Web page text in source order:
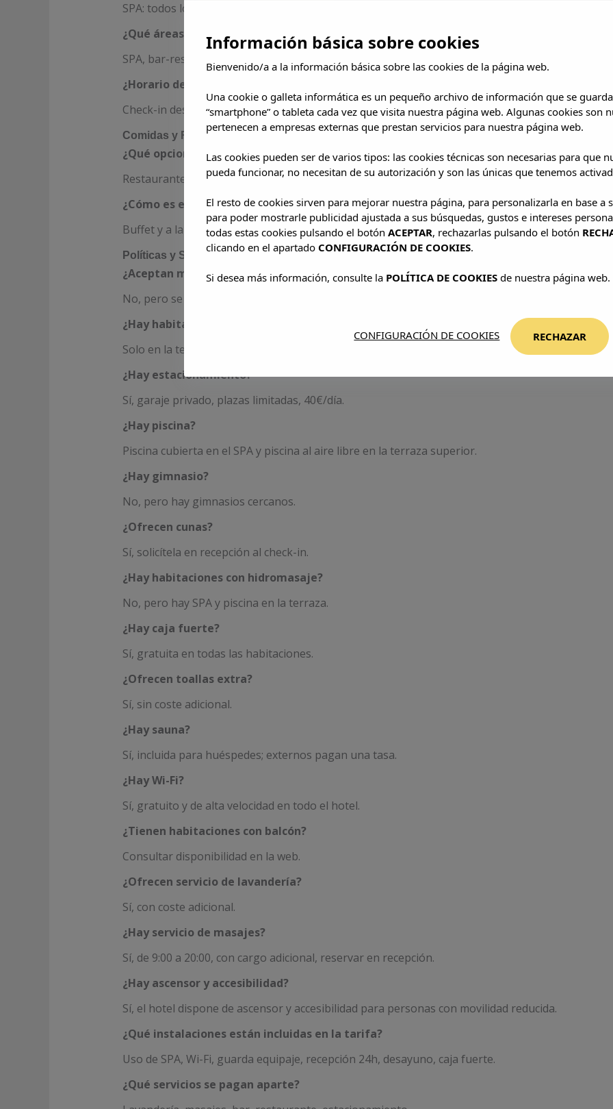
SPA: todos los días 8:00-20:00.
¿Qué áreas recreativas hay?
SPA, bar-restaurante, música en directo jueves a sábado por la noche.
¿Horario de check-in/check-out?
Check-in desde las 15 h, check-out hasta las 12 h. Guarda equipaje gratuito antes/después.
Comidas y Restauración
¿Qué opciones gastronómicas hay?
Restaurante el Patio de Gloria, carta internacional, Room Service 24h.
¿Cómo es el desayuno?
Buffet y a la carta, variedad de frutas, cafés, tés y pastelería. Lunes a sábado 8:00-11:00,
Políticas y Servicios Especiales
¿Aceptan mascotas?
No, pero se recomiendan tiendas de mascotas en Palma.
¿Hay habitaciones para fumadores?
Solo en la terraza superior (rooftop). Prohibido fumar en zonas comunes cubiertas y
¿Hay estacionamiento?
Sí, garaje privado, plazas limitadas, 40€/día.
¿Hay piscina?
Piscina cubierta en el SPA y piscina al aire libre en la terraza superior.
¿Hay gimnasio?
No, pero hay gimnasios cercanos.
¿Ofrecen cunas?
Sí, solicítela en recepción al check-in.
¿Hay habitaciones con hidromasaje?
No, pero hay SPA y piscina en la terraza.
¿Hay caja fuerte?
Sí, gratuita en todas las habitaciones.
¿Ofrecen toallas extra?
Sí, sin coste adicional.
¿Hay sauna?
Sí, incluida para huéspedes; externos pagan una tasa.
¿Hay Wi-Fi?
Sí, gratuito y de alta velocidad en todo el hotel.
¿Tienen habitaciones con balcón?
Consultar disponibilidad en la web.
¿Ofrecen servicio de lavandería?
Sí, con coste adicional.
¿Hay servicio de masajes?
Sí, de 9:00 a 20:00, con cargo adicional, reservar en recepción.
¿Hay ascensor y accesibilidad?
Sí, el hotel dispone de ascensor y accesibilidad para personas con movilidad reducida.
¿Qué instalaciones están incluidas en la tarifa?
Uso de SPA, Wi-Fi, guarda equipaje, recepción 24h, desayuno, caja fuerte.
¿Qué servicios se pagan aparte?
Información básica sobre cookies
Bienvenido/a a la información básica sobre las cookies de la página web.
Una cookie o galleta informática es un pequeño archivo de información que se
“smartphone” o tableta cada vez que visita nuestra página web. Algunas cookies son
pertenecen a empresas externas que prestan servicios para nuestra página web.
Las cookies pueden ser de varios tipos: las cookies técnicas son necesarias para que
pueda funcionar, no necesitan de su autorización y son las únicas que tenemos
El resto de cookies sirven para mejorar nuestra página, para personalizarla en base a
para poder mostrarle publicidad ajustada a sus búsquedas, gustos e intereses
todas estas cookies pulsando el botón ACEPTAR, rechazarlas pulsando el botón
clicando en el apartado CONFIGURACIÓN DE COOKIES.
Si desea más información, consulte la POLÍTICA DE COOKIESde nuestra página web.
CONFIGURACIÓN DE COOKIES RECHAZAR